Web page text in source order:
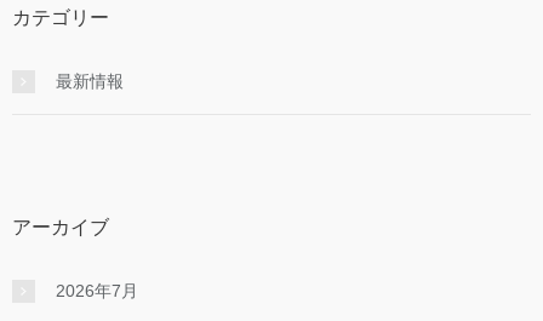
カテゴリー
最新情報
アーカイブ
2026年7月